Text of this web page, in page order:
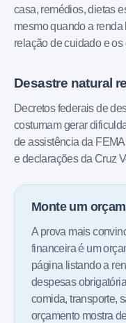
casa, remédios, dietas
mesmo quando a
relação de cuidado e os
Desastre natural
Decretos federais de
costumam gerar
de assistência da
e declarações da Cruz
Monte um
A prova mais
financeira é um
página listando a
despesas
comida, transporte,
orçamento mostra